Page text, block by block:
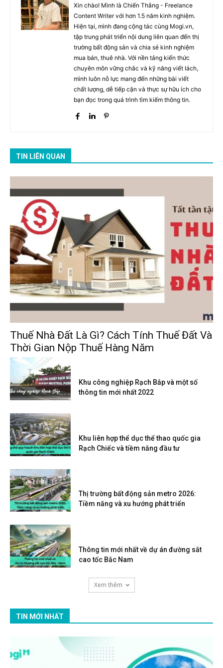
Xin chào! Mình là Chiến Thắng - Freelance
Content Writer với hơn 1.5 năm kinh nghiệm.
Hiện tại, mình đang cộng tác cùng Mogi.vn,
tập trung phát triển nội dung liên quan đến thị
trường bất động sản và chia sẻ kinh nghiệm
mua bán, thuê nhà. Với nền tảng kiến thức
chuyên môn vững chắc và kỹ năng viết lách,
mình luôn nỗ lực mang đến những bài viết
chất lượng, dễ tiếp cận và thực sự hữu ích cho
bạn đọc trong quá trình tìm kiếm thông tin.
TIN LIÊN QUAN
Thuế Nhà Đất Là Gì? Cách Tính Thuế Đất Và
Thời Gian Nộp Thuế Hàng Năm
Khu công nghiệp Rạch Bắp và một số
thông tin mới nhất 2022
Khu liên hợp thể dục thể thao quốc gia
Rạch Chiếc và tiềm năng đầu tư
Thị trường bất động sản metro 2026:
Tiềm năng và xu hướng phát triển
Thông tin mới nhất về dự án đường sắt
cao tốc Bắc Nam
Xem thêm
TIN MỚI NHẤT